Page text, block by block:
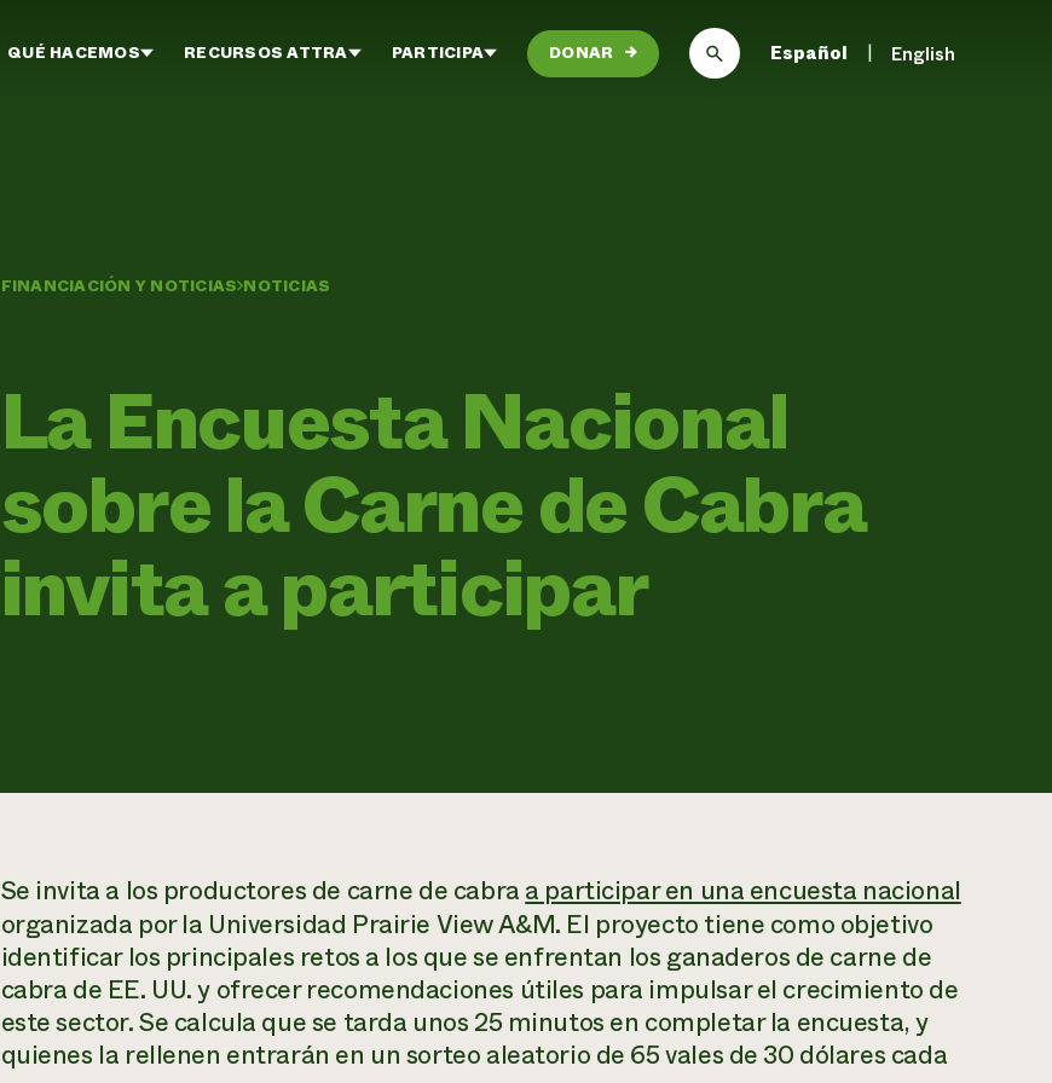
QUÉ HACEMOS RECURSOS ATTRA PARTICIPA DONAR → Español English
FINANCIACIÓN Y NOTICIAS NOTICIAS
La Encuesta Nacional
sobre la Carne de Cabra
invita a participar
Se invita a los productores de carne de cabra a participar en una encuesta nacional
organizada por la Universidad Prairie View A&M. El proyecto tiene como objetivo
identificar los principales retos a los que se enfrentan los ganaderos de carne de
cabra de EE. UU. y ofrecer recomendaciones útiles para impulsar el crecimiento de
este sector. Se calcula que se tarda unos 25 minutos en completar la encuesta, y
quienes la rellenen entrarán en un sorteo aleatorio de 65 vales de 30 dólares cada